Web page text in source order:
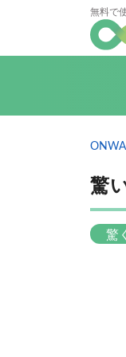
無料で
驚
驚く